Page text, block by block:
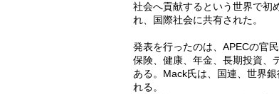
社会へ貢献するという世界で初
れ、国際社会に共有された。
発表を行ったのは、APECの官
保険、健康、年金、長期投資、
ある。Mack氏は、国連、世界
れる。